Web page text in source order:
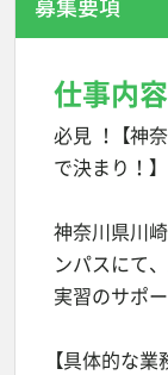
募集要項
仕事内容
必見 ！ 【神
で決まり！】
神奈川県川
ンパスにて
実習のサポ
【具体的な業